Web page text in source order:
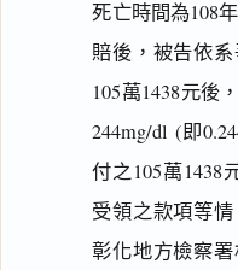
死亡時間為108
賠後，被告依
105萬1438元後
244mg/dl (即
付之105萬1438
受領之款項等
彰化地方檢察